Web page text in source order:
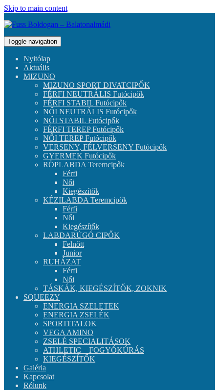
Skip to main content
Toggle navigation
Nyitólap
Aktuális
MIZUNO
MIZUNO SPORT DIVATCIPŐK
FÉRFI NEUTRÁLIS Futócipők
FÉRFI STABIL Futócipők
NŐI NEUTRÁLIS Futócipők
NŐI STABIL Futócipők
FÉRFI TEREP Futócipők
NŐI TEREP Futócipők
VERSENY, FÉLVERSENY Futócipők
GYERMEK Futócipők
RÖPLABDA Teremcipők
Férfi
Női
Kiegészítők
KÉZILABDA Teremcipők
Férfi
Női
Kiegészítők
LABDARÚGÓ CIPŐK
Felnőtt
Junior
RUHÁZAT
Férfi
Női
TÁSKÁK, KIEGÉSZÍTŐK, ZOKNIK
SQUEEZY
ENERGIA SZELETEK
ENERGIA ZSELÉK
SPORTITALOK
VEGA AMINO
ZSELÉ SPECIALITÁSOK
ATHLETIC – FOGYÓKÚRÁS
KIEGÉSZÍTŐK
Galéria
Kapcsolat
Rólunk